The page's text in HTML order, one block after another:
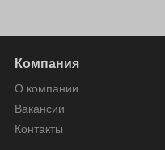
Компания
О компании
Вакансии
Контакты